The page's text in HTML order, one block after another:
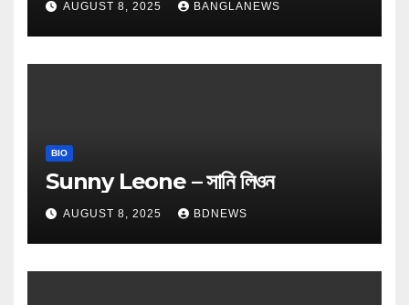
AUGUST 8, 2025 BANGLANEWS
BIO
Sunny Leone – সানি লিওন
AUGUST 8, 2025 BDNEWS